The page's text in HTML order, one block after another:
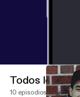
Todos los
10 episodios